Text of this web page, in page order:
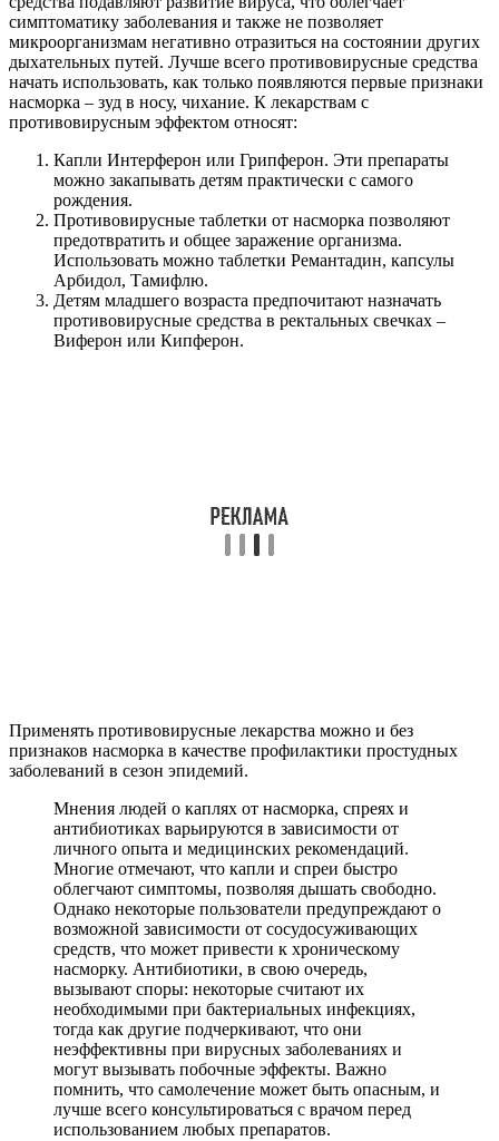
симптоматику заболевания и также не позволяет
микроорганизмам негативно отразиться на состоянии других
дыхательных путей. Лучше всего противовирусные средства
начать использовать, как только появляются первые признаки
насморка – зуд в носу, чихание. К лекарствам с
противовирусным эффектом относят:
Капли Интерферон или Грипферон. Эти препараты
можно закапывать детям практически с самого
рождения.
Противовирусные таблетки от насморка позволяют
предотвратить и общее заражение организма.
Использовать можно таблетки Ремантадин, капсулы
Арбидол, Тамифлю.
Детям младшего возраста предпочитают назначать
противовирусные средства в ректальных свечках –
Виферон или Кипферон.
Применять противовирусные лекарства можно и без
признаков насморка в качестве профилактики простудных
заболеваний в сезон эпидемий.
Мнения людей о каплях от насморка, спреях и
антибиотиках варьируются в зависимости от
личного опыта и медицинских рекомендаций.
Многие отмечают, что капли и спреи быстро
облегчают симптомы, позволяя дышать свободно.
Однако некоторые пользователи предупреждают о
возможной зависимости от сосудосуживающих
средств, что может привести к хроническому
насморку. Антибиотики, в свою очередь,
вызывают споры: некоторые считают их
необходимыми при бактериальных инфекциях,
тогда как другие подчеркивают, что они
неэффективны при вирусных заболеваниях и
могут вызывать побочные эффекты. Важно
помнить, что самолечение может быть опасным, и
лучше всего консультироваться с врачом перед
использованием любых препаратов.